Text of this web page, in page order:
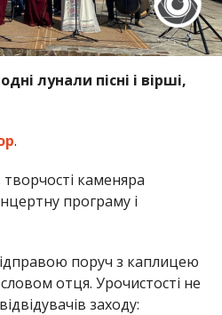
лунали пісні і вірші,
.
творчості каменяра
програму і
поруч з каплицею
отця. Урочистості не
заходу: